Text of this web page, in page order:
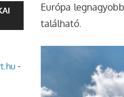
Európa
található.
-